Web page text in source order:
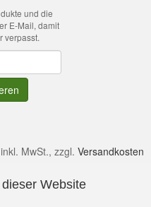
und die
E-Mail, damit
verpasst.
inkl. MwSt., zzgl. Versandkosten
Website